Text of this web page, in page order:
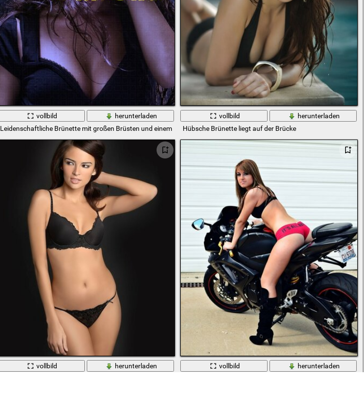
vollbild
herunterladen
Leidenschaftliche Brünette mit großen Brüsten und einem schlanken Blick
vollbild
herunterladen
Hübsche Brünette liegt auf der Brücke
vollbild
herunterladen
vollbild
herunterladen